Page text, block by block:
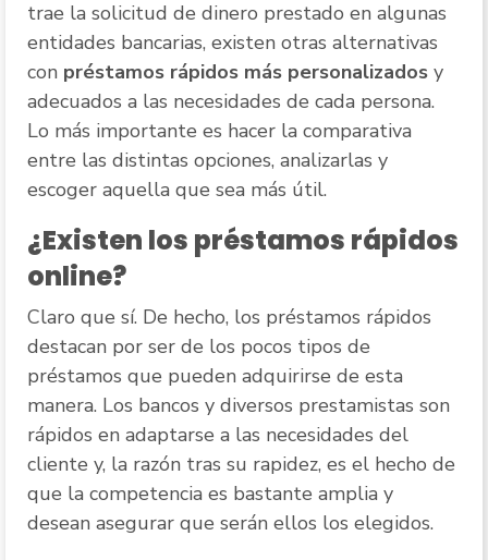
trae la solicitud de dinero prestado en algunas
entidades bancarias, existen otras alternativas
con préstamos rápidos más personalizados y
adecuados a las necesidades de cada persona.
Lo más importante es hacer la comparativa
entre las distintas opciones, analizarlas y
escoger aquella que sea más útil.
¿Existen los préstamos rápidos
online?
Claro que sí. De hecho, los préstamos rápidos
destacan por ser de los pocos tipos de
préstamos que pueden adquirirse de esta
manera. Los bancos y diversos prestamistas son
rápidos en adaptarse a las necesidades del
cliente y, la razón tras su rapidez, es el hecho de
que la competencia es bastante amplia y
desean asegurar que serán ellos los elegidos.